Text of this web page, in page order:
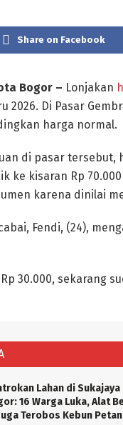
Share on Facebook
Bogor – Lonjakan
2026. Di Pasar
harga normal.
di pasar tersebut,
ke kisaran Rp
karena dinilai
Fendi, (24),
30.000, sekarang
Lahan di Sukajaya
16 Warga Luka, Alat
Terobos Kebun